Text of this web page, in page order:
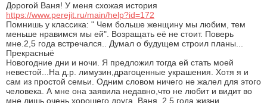
Дорогой Ваня! У меня схожая история
https://www.perejit.ru/main/help?id=172
Помнишь у классика: " Чем больше женщину мы любим, тем
меньше нравимся мы ей". Возращать её не стоит. Поверь
мне.2,5 года встречался.. Думал о будущем строил планы...
Прекрасныё
Новогодние дни и ночи. Я предложил тогда ей стать моей
невестой...На д.р. лимузин,драгоценные украшения. Хотя я и
сам из простой семьи. Одним словом ничего не жалел для этого
человека. А мне она заявила недавно,что не любит и видит во
мне лишь очень хорошего друга. Ваня, 2,5 года жизни.